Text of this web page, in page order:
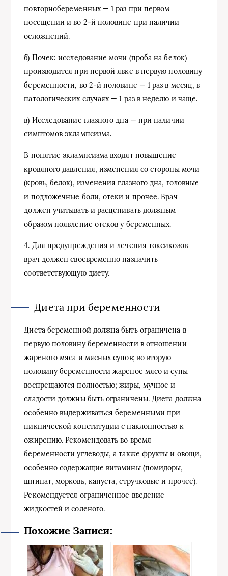
повторнобеременных — 1 раз при первом
посещении и во 2-й половине при наличии
осложнений.
б) Почек: исследование мочи (проба на белок)
производится при первой явке в первую половину
беременности, во 2-й половине — 1 раз в месяц, в
патологических случаях — 1 раз в неделю и чаще.
в) Исследование глазного дна — при наличии
симптомов эклампсизма.
В понятие эклампсизма входят повышение
кровяного давления, изменения со стороны мочи
(кровь, белок), изменения глазного дна, головные
и подложечные боли, отеки и прочее. Врач
должен учитывать и расценивать должным
образом появление отеков у беременных.
4. Для предупреждения и лечения токсикозов
врач должен своевременно назначить
соответствующую диету.
Диета при беременности
Диета беременной должна быть ограничена в
первую половину беременности в отношении
жареного мяса и мясных супов; во вторую
половину беременности жареное мясо и супы
воспрещаются полностью; жиры, мучное и
сладости должны быть ограничены. Диета должна
особенно выдерживаться беременными при
пикнической конституции с наклонностью к
ожирению. Рекомендовать во время
беременности углеводы, а также фрукты и овощи,
особенно содержащие витамины (помидоры,
шпинат, морковь, капуста, стручковые и прочее).
Рекомендуется ограниченное введение
жидкостей и соленого.
Похожие Записи: